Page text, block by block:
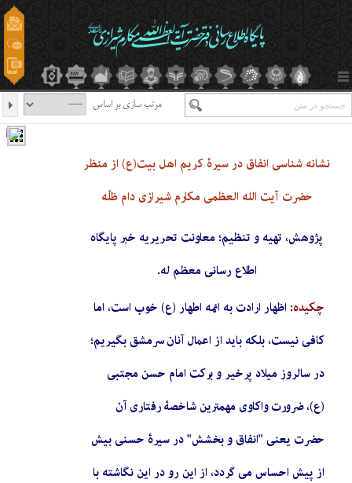
مرتب سازی بر اساس
نشانه شناسی انفاق در سیرۀ کریم اهل بیت(ع) از منظر
حضرت آیت الله العظمی مکارم شیرازی دام ظلّه
پژوهش، تهیه و تنظیم؛ معاونت تحریریه خبر پایگاه
اطلاع رسانی معظم له.
چکیده: اظهار ارادت به ائمه اطهار (ع) خوب است، اما
کافی نیست، بلکه باید از اعمال آنان سرمشق بگیریم؛
در سالروز میلاد پرخیر و برکت امام حسن مجتبی
(ع)، ضرورت واکاوی مهمترین شاخصۀ رفتاری آن
حضرت یعنی "انفاق و بخشش" در سیرۀ حسنی بیش
از پیش احساس می گردد، از این رو در این نگاشته با